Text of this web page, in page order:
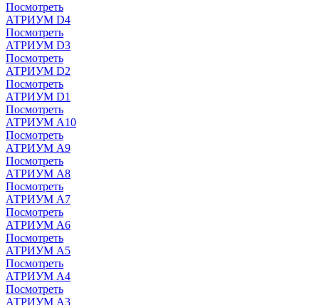
Посмотреть
АТРИУМ D4
Посмотреть
АТРИУМ D3
Посмотреть
АТРИУМ D2
Посмотреть
АТРИУМ D1
Посмотреть
АТРИУМ A10
Посмотреть
АТРИУМ A9
Посмотреть
АТРИУМ A8
Посмотреть
АТРИУМ A7
Посмотреть
АТРИУМ A6
Посмотреть
АТРИУМ A5
Посмотреть
АТРИУМ A4
Посмотреть
АТРИУМ A3